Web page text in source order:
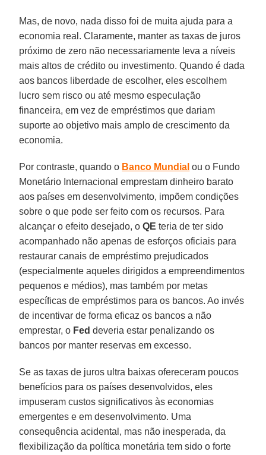
Mas, de novo, nada disso foi de muita ajuda para a
economia real. Claramente, manter as taxas de juros
próximo de zero não necessariamente leva a níveis
mais altos de crédito ou investimento. Quando é dada
aos bancos liberdade de escolher, eles escolhem
lucro sem risco ou até mesmo especulação
financeira, em vez de empréstimos que dariam
suporte ao objetivo mais amplo de crescimento da
economia.
Por contraste, quando o Banco Mundial ou o Fundo
Monetário Internacional emprestam dinheiro barato
aos países em desenvolvimento, impõem condições
sobre o que pode ser feito com os recursos. Para
alcançar o efeito desejado, oQE teria de ter sido
acompanhado não apenas de esforços oficiais para
restaurar canais de empréstimo prejudicados
(especialmente aqueles dirigidos a empreendimentos
pequenos e médios), mas também por metas
específicas de empréstimos para os bancos. Ao invés
de incentivar de forma eficaz os bancos a não
emprestar, o Fed deveria estar penalizando os
bancos por manter reservas em excesso.
Se as taxas de juros ultra baixas ofereceram poucos
benefícios para os países desenvolvidos, eles
impuseram custos significativos às economias
emergentes e em desenvolvimento. Uma
consequência acidental, mas não inesperada, da
flexibilização da política monetária tem sido o forte